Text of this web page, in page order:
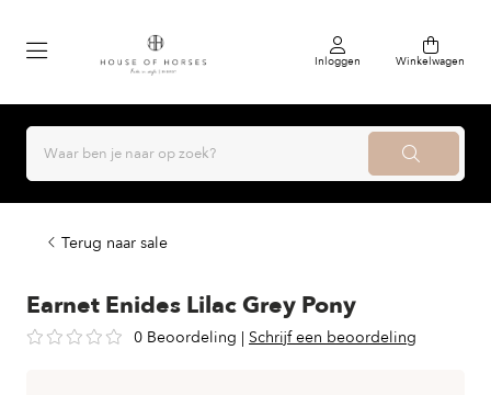
Inloggen Winkelwagen
Terug naar sale
Earnet Enides Lilac Grey Pony
0 Beoordeling | Schrijf een beoordeling